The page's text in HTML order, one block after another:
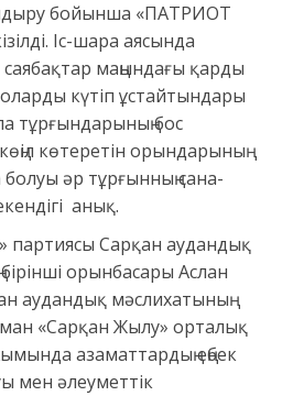
бойынша «ПАТРИОТ
Іс-шара аясында
маңындағы қарды
күтіп ұстайтындары
тұрғындарының бос
көтеретін орындарының
әр тұрғынның сана-
анық.
партиясы Сарқан аудандық
орынбасары Аcлан
аудандық мәслихатының
«Сарқан Жылу» орталық
азаматтардың еңбек
мен әлеуметтік